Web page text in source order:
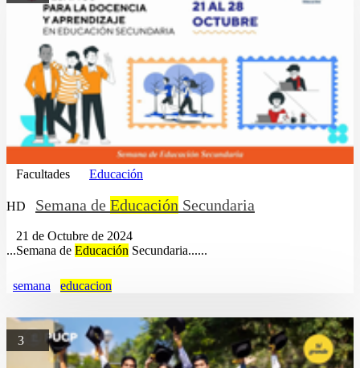
Facultades Educación
HD Semana de Educación Secundaria
21 de Octubre de 2024
...Semana de Educación Secundaria......
semana educacion
3